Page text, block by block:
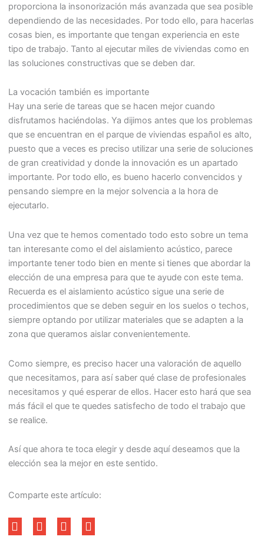
proporciona la insonorización más avanzada que sea posible
dependiendo de las necesidades. Por todo ello, para hacerlas
cosas bien, es importante que tengan experiencia en este
tipo de trabajo. Tanto al ejecutar miles de viviendas como en
las soluciones constructivas que se deben dar.
La vocación también es importante
Hay una serie de tareas que se hacen mejor cuando
disfrutamos haciéndolas. Ya dijimos antes que los problemas
que se encuentran en el parque de viviendas español es alto,
puesto que a veces es preciso utilizar una serie de soluciones
de gran creatividad y donde la innovación es un apartado
importante. Por todo ello, es bueno hacerlo convencidos y
pensando siempre en la mejor solvencia a la hora de
ejecutarlo.
Una vez que te hemos comentado todo esto sobre un tema
tan interesante como el del aislamiento acústico, parece
importante tener todo bien en mente si tienes que abordar la
elección de una empresa para que te ayude con este tema.
Recuerda es el aislamiento acústico sigue una serie de
procedimientos que se deben seguir en los suelos o techos,
siempre optando por utilizar materiales que se adapten a la
zona que queramos aislar convenientemente.
Como siempre, es preciso hacer una valoración de aquello
que necesitamos, para así saber qué clase de profesionales
necesitamos y qué esperar de ellos. Hacer esto hará que sea
más fácil el que te quedes satisfecho de todo el trabajo que
se realice.
Así que ahora te toca elegir y desde aquí deseamos que la
elección sea la mejor en este sentido.
Comparte este artículo:
Ant